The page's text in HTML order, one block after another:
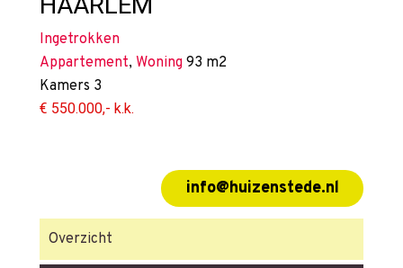
Ingetrokken
Appartement, Woning 93 m2
Kamers 3
€ 550.000,- k.k.
info@huizenstede.nl
Overzicht